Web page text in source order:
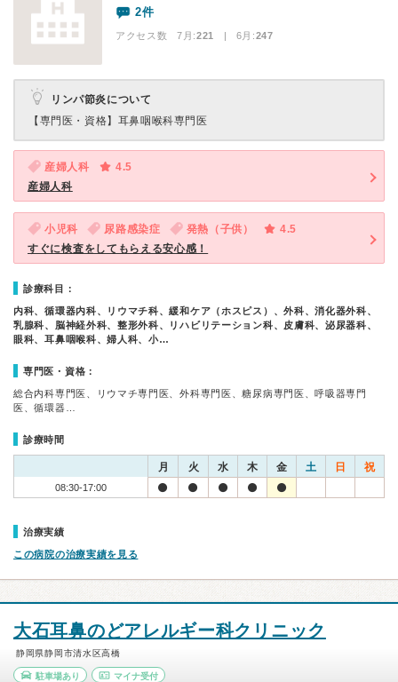
2件
アクセス数 7月:221 | 6月:247
リンパ節炎について
【専門医・資格】 耳鼻咽喉科専門医
産婦人科
4.5
産婦人科
小児科 尿路感染症 発熱（子供）
4.5
すぐに検査をしてもらえる安心感！
診療科目：
内科、循環器内科、リウマチ科、緩和ケア（ホスピス）、外科、消化器外科、
乳腺科、脳神経外科、整形外科、リハビリテーション科、皮膚科、泌尿器科、
眼科、耳鼻咽喉科、婦人科、小…
専門医・資格：
総合内科専門医、リウマチ専門医、外科専門医、糖尿病専門医、呼吸器専門
医、循環器…
診療時間
月 火 水 木 金 土 日 祝
08:30-17:00
治療実績
この病院の治療実績を見る
大石耳鼻のどアレルギー科クリニック
静岡県静岡市清水区高橋
駐車場あり マイナ受付